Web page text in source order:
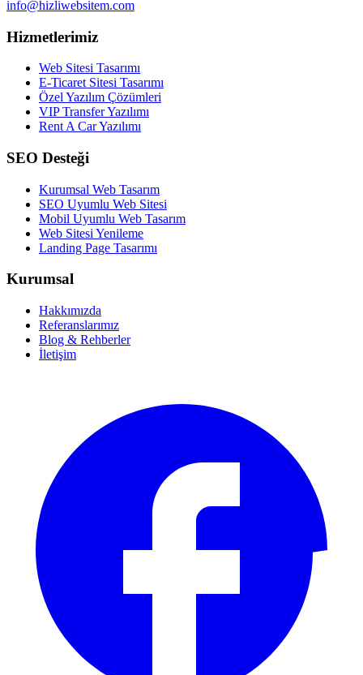
info@hizliwebsitem.com
Hizmetlerimiz
Web Sitesi Tasarımı
E-Ticaret Sitesi Tasarımı
Özel Yazılım Çözümleri
VIP Transfer Yazılımı
Rent A Car Yazılımı
SEO Desteği
Kurumsal Web Tasarım
SEO Uyumlu Web Sitesi
Mobil Uyumlu Web Tasarım
Web Sitesi Yenileme
Landing Page Tasarımı
Kurumsal
Hakkımızda
Referanslarımız
Blog & Rehberler
İletişim